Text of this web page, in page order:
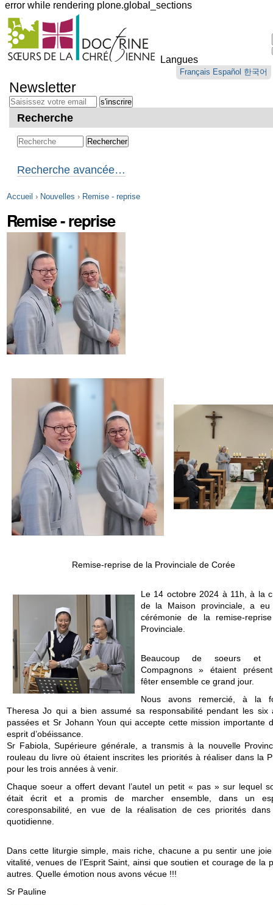
error while rendering plone.global_sections
Outils
personnels
Langues
Français Español 한국어
au
contenu.
Aller
navigation
Newsletter
Recherche
Recherche avancée…
Accueil › Nouvelles › Remise - reprise
Remise - reprise
Remise-reprise de la Provinciale de Corée
Le 14 octobre 2024 à 11h, à la
de la Maison provinciale, a
cérémonie de la remise-
Provinciale.
Beaucoup de soeurs
Compagnons » étaient
fêter ensemble ce grand jour.
Nous avons remercié, à la
Theresa Jo qui a bien assumé sa responsabilité pendant les six
passées et Sr Johann Youn qui accepte cette mission importante
esprit d’obéissance.
Sr Fabiola, Supérieure générale, a transmis à la nouvelle
rouleau du livre où étaient inscrites les priorités à réaliser dans la
pour les trois années à venir.
Chaque soeur a offert devant l’autel un petit « pas » sur lequel
était écrit et a promis de marcher ensemble, dans un
coresponsabilité, en vue de la réalisation de ces priorités
quotidienne.
Dans cette liturgie simple, mais riche, chacune a pu sentir une
vitalité, venues de l’Esprit Saint, ainsi que soutien et courage de la
autres. Quelle émotion nous avons vécue !!!
Sr Pauline